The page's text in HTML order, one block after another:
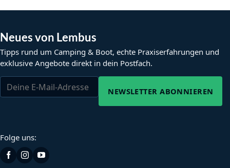
Neues von Lembus
Tipps rund um Camping & Boot, echte Praxiserfahrungen und
exklusive Angebote direkt in dein Postfach.
NEWSLETTER ABONNIEREN
Folge uns: